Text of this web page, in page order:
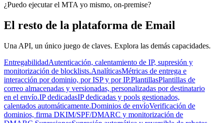
¿Puedo ejecutar el MTA yo mismo, on-premise?
El resto de la plataforma de Email
Una API, un único juego de claves. Explora las demás capacidades.
EntregabilidadAutenticación, calentamiento de IP, supresión y
monitorización de blocklists.AnalíticasMétricas de entrega e
interacción por dominio, por ISP y por IP.PlantillasPlantillas de
correo almacenadas y versionadas, personalizadas por destinatario
en el envío.IP dedicadasIP dedicadas y pools gestionados,
calentados automáticamente.Dominios de envíoVerificación de
dominios, firma DKIM/SPF/DMARC y monitorización de